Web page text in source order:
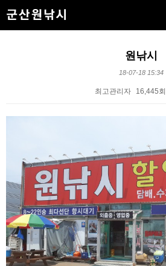
원낚시
18-07-18 15:34
최고관리자 16,445회